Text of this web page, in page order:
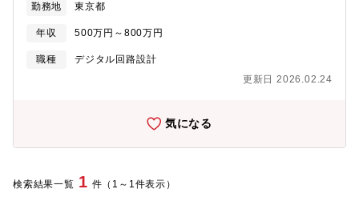
Terra Droneは創業以来、測量・点検・農業・運航管理（UTM）
の領域で、ソフトウェアとサービスを軸にグローバルで実績を積
み上げ、ドローンサービス企業として世界ランキングNo.1を獲得
しました。 その先に私たちは今、既存のソリューションの強みを
ーバル展開戦略を推進しております。 かつて世界を席巻した日本
アで取り戻す。このビジョンを実現するために、ドローンハード
の開発をリードいただけるハードウェアエンジニアを募集いたし
ます。＜主な仕事内容＞・事業責任者と議論しながら、自社ドロ
展開の推進など＜ポジションの魅力＞・ビジネスサイドとの距離
勤務地 東京都
年収 500万円～800万円
職種
デジタル回路設計
更新日 2026.02.24
気になる
検索結果一覧 1 件（1～1件表示）